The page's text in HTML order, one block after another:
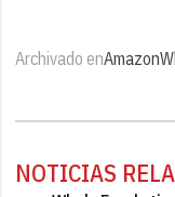
Archivado enAmazon
NOTICIAS